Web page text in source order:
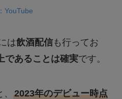
YouTube
は飲酒配信も行ってお
であることは確実です。
2023年のデビュー時点